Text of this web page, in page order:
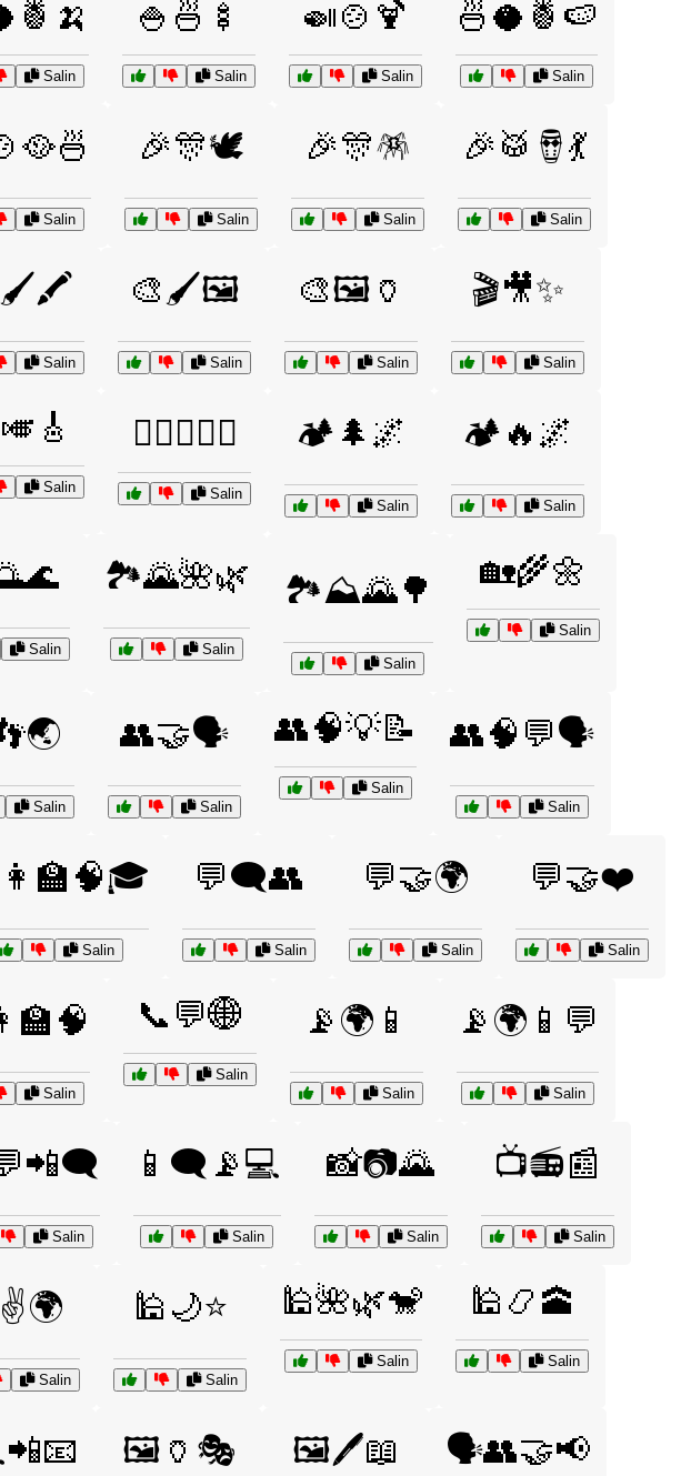
Salin
🍚🍜🍢
Salin
🍛🍲🍹
Salin
🍜🥥🍍🍉
Salin
Salin
🎉🎊🕊️
Salin
🎉🎊🪅
Salin
🎉🥁🪘💃
Salin
Salin
🎨🖌️🖼️
Salin
🎨🖼️🏺
Salin
🎬🎥✨
Salin
Salin
🏄‍♀️🏊‍♂️🌊
Salin
🏕️🌲🌌
Salin
🏕️🔥🌌
Salin
Salin
🏞️🌄🌺🌿
Salin
🏞️⛰️🌄🌳
Salin
🏡🌾🌼
Salin
Salin
👥🤝🗣️
Salin
👥🧠💡📝
Salin
👥🧠💬🗣️
Salin
Salin
💬🗨️👥
Salin
💬🤝🌍
Salin
💬🤝❤️
Salin
Salin
📞💬🌐
Salin
📡🌍📱
Salin
📡🌍📱💬
Salin
Salin
📱🗨️📡💻
Salin
📸📷🌄
Salin
📺📻📰
Salin
Salin
🕌🌙⭐
Salin
🕌🌺🌿🐒
Salin
🕌📿🕋
Salin
🖼️🏺🎭 🖼️🖊️📖 🗣️👥🤝📢